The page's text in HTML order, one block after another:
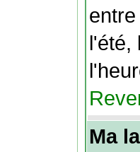
l'été,
Ma